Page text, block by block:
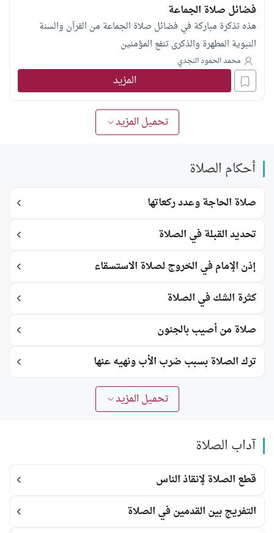
فضائل صلاة الجماعة
هذه تذكرة مباركة في فضائل صلاة الجماعة من القرآن والسنة
النبوية المطهرة والذكرى تنفع المؤمنين
محمد الحمود النجدي
المزيد
تحميل المزيد
أحكام الصلاة
صلاة الحاجة وعدد ركعاتها
تحديد القبلة في الصلاة
إذن الإمام في الخروج لصلاة الاستسقاء
كثرة الشك في الصلاة
صلاة من أصيب بالجنون
ترك الصلاة بسبب ضرب الأب ونهيه عنها
تحميل المزيد
آداب الصلاة
قطع الصلاة لإنقاذ الناس
التفريج بين القدمين في الصلاة